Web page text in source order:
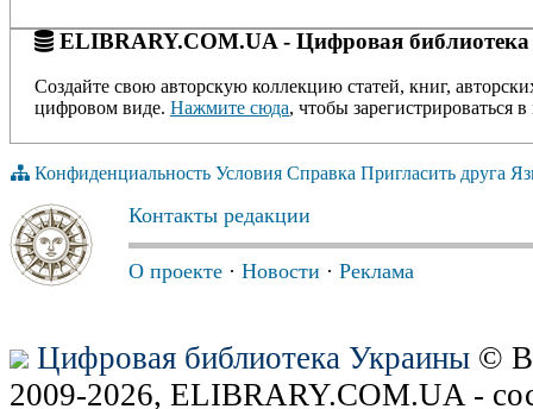
ELIBRARY.COM.UA - Цифровая библиотека
Создайте свою авторскую коллекцию статей, книг,
цифровом виде. Нажмите сюда, чтобы зарегистрироваться в
Конфиденциальность Условия Справка Пригласить друга
Контакты редакции
О проекте · Новости · Реклама
Цифровая библиотека Украины ©
2009-2026, ELIBRARY.COM.UA -